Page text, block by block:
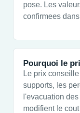
pose. Les
confirmees
Pourquoi le
Le prix
supports, les
l'evacuation
modifient le